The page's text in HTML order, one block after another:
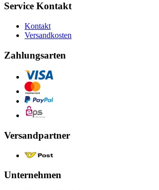
Service Kontakt
Kontakt
Versandkosten
Zahlungsarten
Versandpartner
Unternehmen